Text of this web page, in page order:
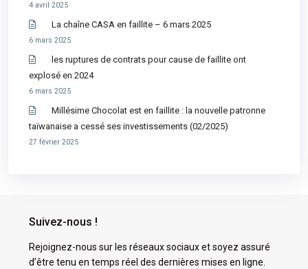
4 avril 2025
La chaîne CASA en faillite – 6 mars 2025
6 mars 2025
les ruptures de contrats pour cause de faillite ont
explosé en 2024
6 mars 2025
Millésime Chocolat est en faillite : la nouvelle patronne
taïwanaise a cessé ses investissements (02/2025)
27 février 2025
Suivez-nous !
Rejoignez-nous sur les réseaux sociaux et soyez assuré
d’être tenu en temps réel des dernières mises en ligne.